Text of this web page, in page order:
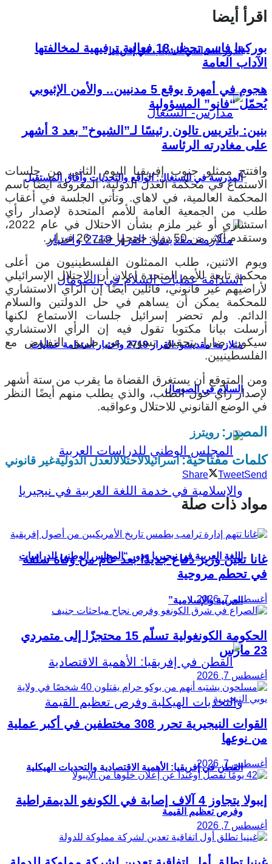
الدور السياسي للشباب في إفريقيا
المدرسة في السنغال: الواقع والتحديات وآفاق المستقبل
متلازمة مقديشو: القرار 2719 واختبار استدامة عمليات
السلام في الصومال
اللغة العربية في نيجيريا ودور “المجلس الوطني للدراسات
العربية والإسلامية”
القطن في إفريقيا: الأهمية الاقتصادية والتحديات الهيكلية
وفرص تعظيم القيمة
اقرأ أيضا
بوركينا فاسو تحظر 18 فعالية ترفيهية لمخالفتها
الآداب العامة
هجوم في أمهرة يوقع 5 مدنيين.. والأمن الإثيوبي
يُحمّل “فانو” المسؤولية
بنين: باتريس تالون رئيسًا لـ”الشيوخ” بعد 3 أشهر
على مغادرته الرئاسة
وافتتح ممثلو جنوب إفريقيا اليوم الثاني من جلسات
الاستماع في محكمة العدل الدولية، المعروفة أيضًا باسم
المحكمة العالمية، في لاهاي. وتأتي الجلسة في أعقاب
طلب من الجمعية العامة للأمم المتحدة لإصدار رأي
استشاري أو غير ملزم بشأن الاحتلال في عام 2022،
وستقدم أكثر من 50 دولة حججها حتى 26 فبراير.
ويوم الاثنين، طلب الممثلون الفلسطينيون من أعلى
محكمة تابعة للأمم المتحدة إعلان أن الاحتلال الإسرائيلي
لأراضيهم غير قانوني، قائلين أيضًا إن الرأي الاستشاري
للمحكمة يمكن أن يساهم في حل الدولتين والسلام
الدائم. ولم تحضر إسرائيل جلسات الاستماع لكنها
أرسلت بيانا مكتوبا تقول فيه إن الرأي الاستشاري
سيكون ضارا بتحقيق تسوية عن طريق التفاوض مع
الفلسطينيين.
ومن المتوقع أن يستغرق القضاة ما يقرب من ستة أشهر
لإصدار رأي حول الطلب، والذي يطلب منهم أيضًا النظر
في الوضع القانوني للاحتلال وعواقبه.
المصدر: رويترز
كلمات مفتاحية: اسرائيلالاحتلالالعدل الدوليةغير قانوني
Share TweetSend
مواد ذات صلة
غانا تعين وزير دفاع جديدًا بعد عام من وفاة سلفه
في تحطم مروحية
أغسطس 7, 2026
الحكومة الكونغولية تسلّم 15 محتجزًا إلى متمردي
23 مارس
أغسطس 7, 2026
القوات النيجيرية تحرر 308 مختطفين في أكبر عملية
من نوعها
أغسطس 7, 2026
إيبولا يتجاوز 4 آلاف إصابة في الكونغو الديمقراطية
أغسطس 7, 2026